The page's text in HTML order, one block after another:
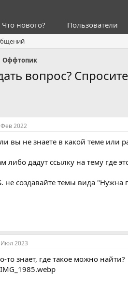
Что нового? Пользователи
Оффтопик
вопрос?
2022
вы не знаете в какой теме или
либо дадут ссылку на тему где
не создавайте темы вида
Июл 2023
то знает, где такое можно найти?